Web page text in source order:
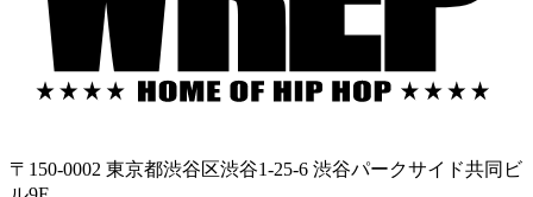
〒150-0002 東京都渋谷区渋谷1-25-6 渋谷パークサイド共同ビ